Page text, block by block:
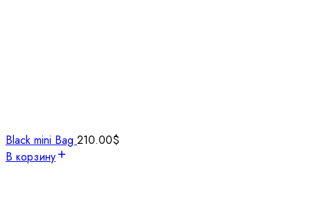
Black mini Bag 210.00$
В корзину